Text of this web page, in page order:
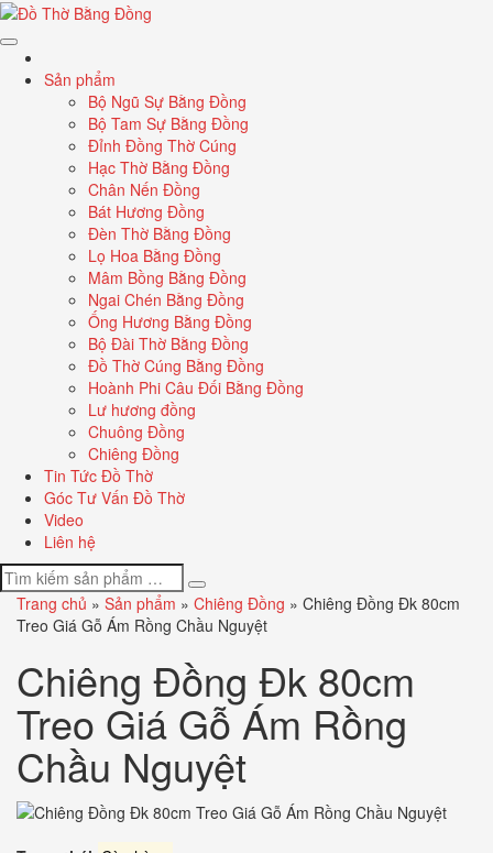
Sản phẩm
Bộ Ngũ Sự Bằng Đồng
Bộ Tam Sự Bằng Đồng
Đỉnh Đồng Thờ Cúng
Hạc Thờ Bằng Đồng
Chân Nến Đồng
Bát Hương Đồng
Đèn Thờ Bằng Đồng
Lọ Hoa Bằng Đồng
Mâm Bồng Bằng Đồng
Ngai Chén Bằng Đồng
Ống Hương Bằng Đồng
Bộ Đài Thờ Bằng Đồng
Đồ Thờ Cúng Bằng Đồng
Hoành Phi Câu Đối Bằng Đồng
Lư hương đồng
Chuông Đồng
Chiêng Đồng
Tin Tức Đồ Thờ
Góc Tư Vấn Đồ Thờ
Video
Liên hệ
Trang chủ » Sản phẩm » Chiêng Đồng » Chiêng Đồng Đk 80cm
Treo Giá Gỗ Ám Rồng Chầu Nguyệt
Chiêng Đồng Đk 80cm
Treo Giá Gỗ Ám Rồng
Chầu Nguyệt